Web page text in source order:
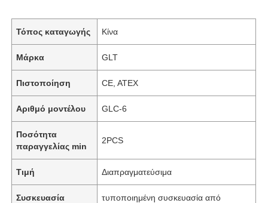
Τόπος καταγωγής Κίνα
Μάρκα GLT
Πιστοποίηση CE, ATEX
Αριθμό μοντέλου GLC-6
Ποσότητα
παραγγελίας min
2PCS
Τιμή Διαπραγματεύσιμα
Συσκευασία
τυποποιημένη συσκευασία από